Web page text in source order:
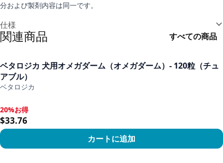
分および製剤内容は同一です。
仕様
関連商品 すべての商品
ベタロジカ 犬用オメガダーム（オメガダーム）- 120粒（チュ
アブル）
ベタロジカ
20%お得, $33.76
20%お得
$33.76
カートに追加